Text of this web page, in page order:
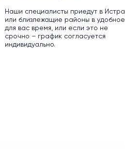
Наши специалисты приедут в Истра
или близлежащие районы в удобное
для вас время, или если это не
срочно – график согласуется
индивидуально.